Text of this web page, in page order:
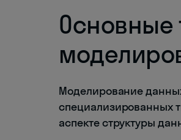
Основные
Моделирование
специализированных
аспекте структуры